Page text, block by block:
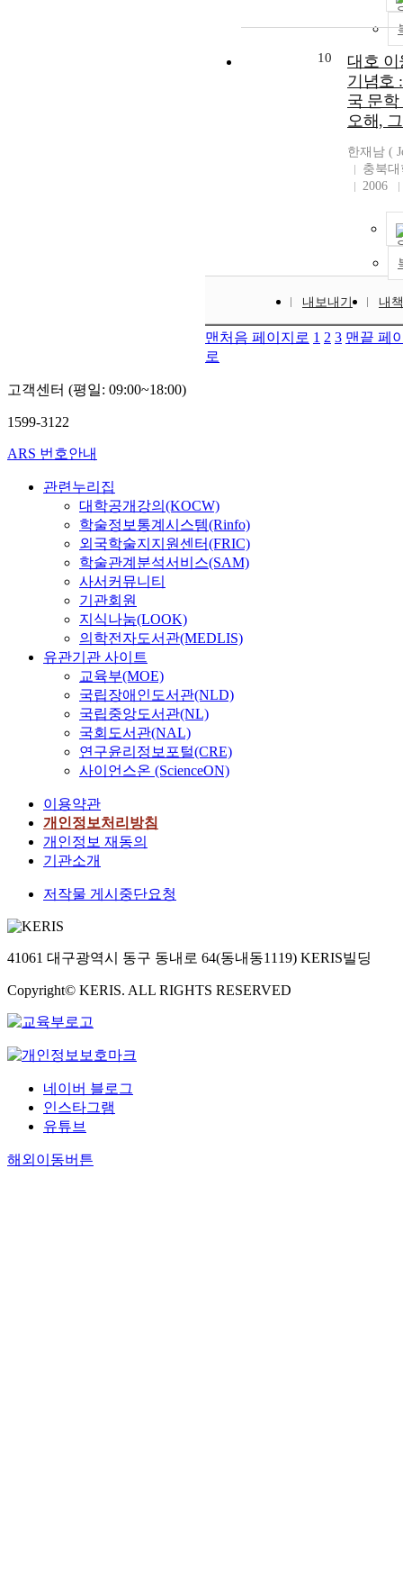
10
대호
기념호
국 문학
오해,
한재남 (
충북
2006
내보내기 내
맨처음 페이지로 1 2 3 맨끝 페
로
고객센터 (평일: 09:00~18:00)
1599-3122
ARS 번호안내
관련누리집
대학공개강의(KOCW)
학술정보통계시스템(Rinfo)
외국학술지지원센터(FRIC)
학술관계분석서비스(SAM)
사서커뮤니티
기관회원
지식나눔(LOOK)
의학전자도서관(MEDLIS)
유관기관 사이트
교육부(MOE)
국립장애인도서관(NLD)
국립중앙도서관(NL)
국회도서관(NAL)
연구윤리정보포털(CRE)
사이언스온 (ScienceON)
이용약관
개인정보처리방침
개인정보 재동의
기관소개
저작물 게시중단요청
41061 대구광역시 동구 동내로 64(동내동1119) KERIS빌딩
Copyright© KERIS. ALL RIGHTS RESERVED
네이버 블로그
인스타그램
유튜브
해외이동버튼